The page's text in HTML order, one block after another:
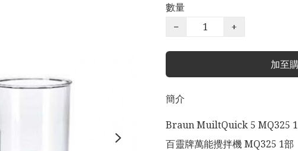
數量
−
+
加至
簡介
Braun MuiltQuick 5 MQ325
百靈牌萬能攪拌機 MQ325 1部